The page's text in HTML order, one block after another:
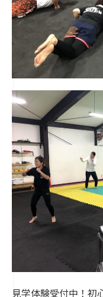
見学体験受付中！初